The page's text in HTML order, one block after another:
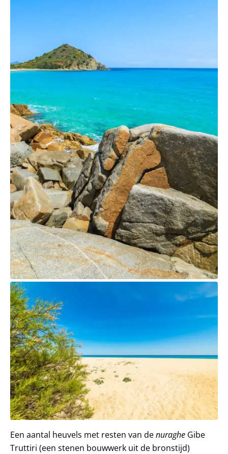
Een aantal heuvels met resten van denuraghe Gibe
Truttiri (een stenen bouwwerk uit de bronstijd)